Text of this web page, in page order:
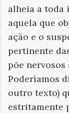
alheia a toda
aquela que
ação e o
pertinente
põe nervosos
Poderíamos
outro texto)
estritamente